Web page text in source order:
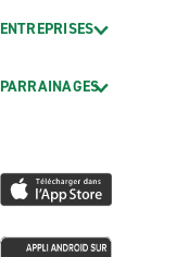
ENTREPRISES
PARRAINAGES